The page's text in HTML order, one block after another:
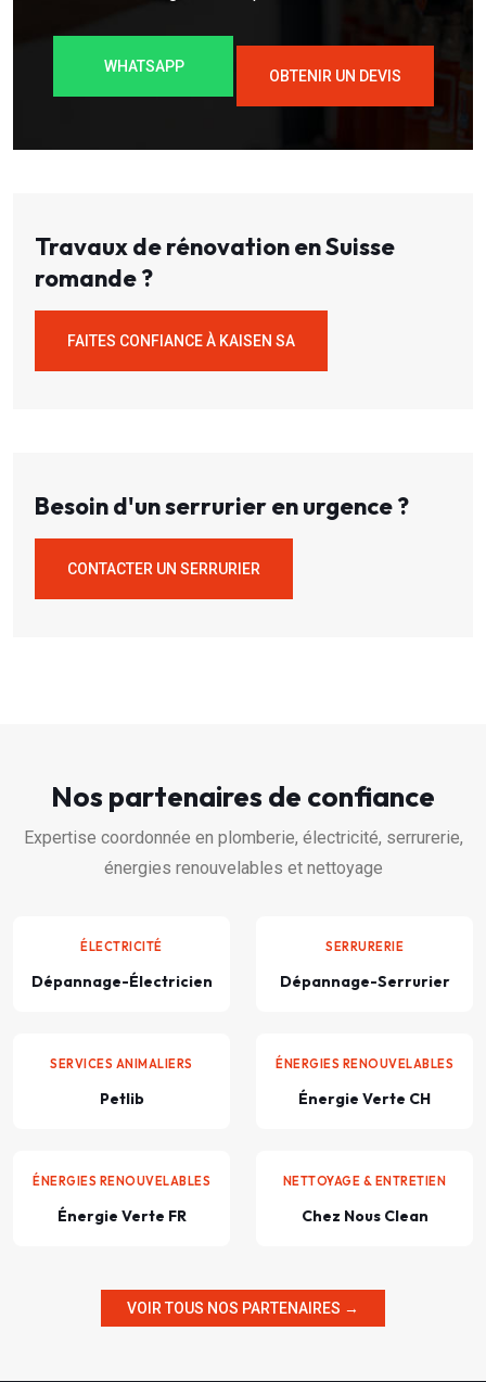
WHATSAPP
OBTENIR UN DEVIS
Travaux de rénovation en Suisse
romande ?
FAITES CONFIANCE À KAISEN SA
Besoin d'un serrurier en urgence ?
CONTACTER UN SERRURIER
Nos partenaires de confiance
Expertise coordonnée en plomberie, électricité, serrurerie,
énergies renouvelables et nettoyage
ÉLECTRICITÉ
Dépannage-Électricien
SERRURERIE
Dépannage-Serrurier
SERVICES ANIMALIERS
Petlib
ÉNERGIES RENOUVELABLES
Énergie Verte CH
ÉNERGIES RENOUVELABLES
Énergie Verte FR
NETTOYAGE & ENTRETIEN
Chez Nous Clean
VOIR TOUS NOS PARTENAIRES →